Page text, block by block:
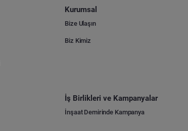
Kurumsal
Bize Ulaşın
Biz Kimiz
İş Birlikleri ve Kampanyalar
İnşaat Demirinde Kampanya